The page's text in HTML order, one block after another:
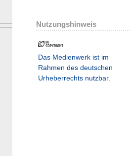
Nutzungshinweis
Das Medienwerk ist im
Rahmen des deutschen
Urheberrechts nutzbar.